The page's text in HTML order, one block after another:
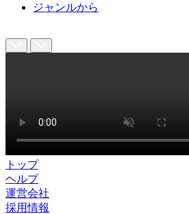
ジャンルから
トップ
ヘルプ
運営会社
採用情報